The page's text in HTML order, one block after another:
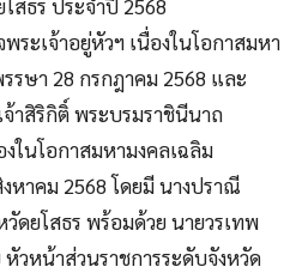
สธร ประจำปี 2568
ระเจ้าอยู่หัวฯ เนื่องในโอกาสมหา
รษา 28 กรกฎาคม 2568 และ
จ้าสิริกิติ์ พระบรมราชินีนาถ
ในโอกาสมหามงคลเฉลิม
หาคม 2568 โดยมี นางปราณี
ดยโสธร พร้อมด้วย นายวรเทพ
วหน้าส่วนราชการระดับจังหวัด